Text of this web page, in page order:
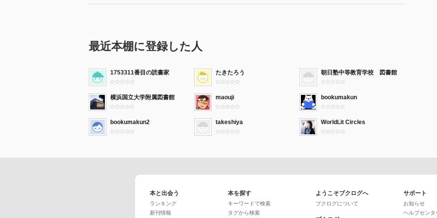
最近本棚に登録した人
1753311番目の読書家 たきたろう 朝日塾中等教育学校 図書館
横浜国立大学附属図書館 maouji bookumakun
bookumakun2 takeshiya WorldLit Circles
本と出会う
ランキング
新刊情報
本を探す
キーワードで検索
タグから検索
ようこそブクログへ
ブクログについて
サポート
お知らせ
ヘルプセンタ